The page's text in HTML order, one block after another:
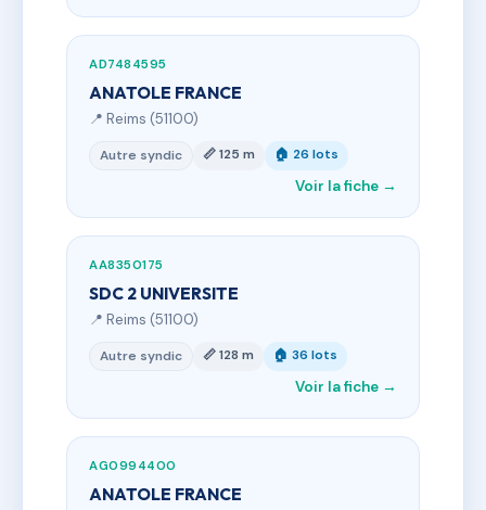
AD7484595
ANATOLE FRANCE
📍 Reims (51100)
Autre syndic 📏 125 m 🏠 26 lots
Voir la fiche →
AA8350175
SDC 2 UNIVERSITE
📍 Reims (51100)
Autre syndic 📏 128 m 🏠 36 lots
Voir la fiche →
AG0994400
ANATOLE FRANCE